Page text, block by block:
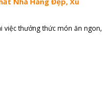
Nhà Hàng Đẹp, Xu
thưởng thức món ăn ngon,